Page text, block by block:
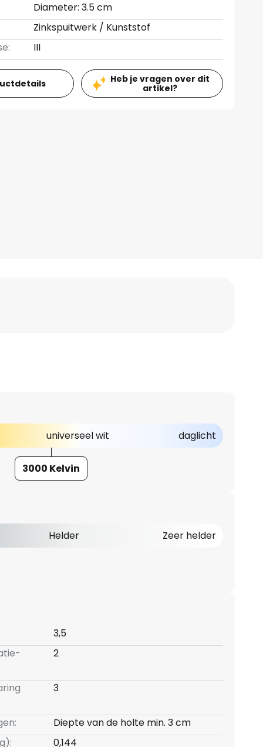
Diameter: 3.5 cm
Zinkspuitwerk / Kunststof
III
Heb je vragen over dit
artikel?
universeel wit daglicht
3000 Kelvin
Helder Zeer helder
3,5
2
3
Diepte van de holte min. 3 cm
0,144